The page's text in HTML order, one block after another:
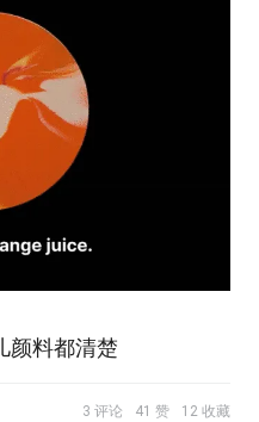
颜料都清楚
3 评论 41 赞 12 收藏